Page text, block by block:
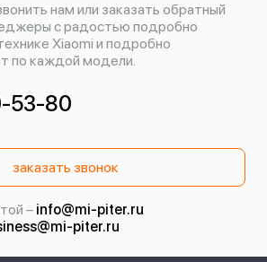
нам или заказать обратный
с радостью подробно
Xiaomi и подробно
по каждой модели.
53-80
заказать звонок
– info@mi-piter.ru
piter.ru